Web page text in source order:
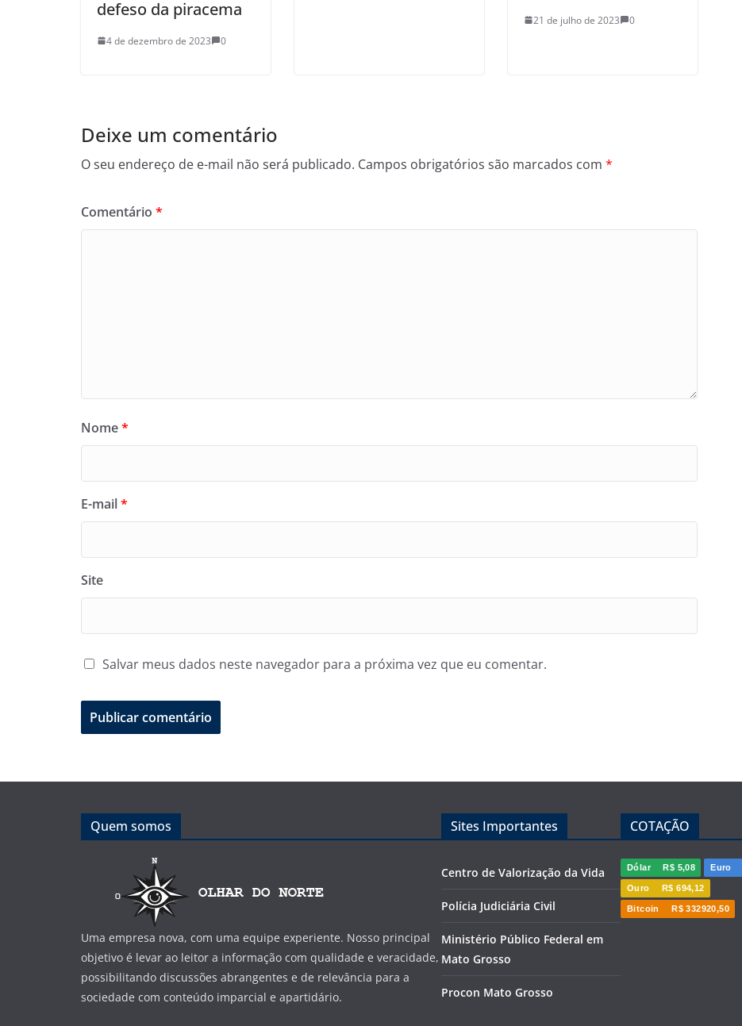
defeso da piracema
4 de dezembro de 2023 0
21 de julho de 2023 0
Deixe um comentário
O seu endereço de e-mail não será publicado. Campos obrigatórios são marcados com *
Comentário *
Nome*
E-mail*
Site
Salvar meus dados neste navegador para a próxima vez que eu comentar.
Quem somos
Uma empresa nova, com uma equipe experiente. Nosso principal
objetivo é levar ao leitor a informação com qualidade e veracidade,
possibilitando discussões abrangentes e de relevância para a
sociedade com conteúdo imparcial e apartidário.
Sites Importantes
Centro de Valorização da Vida
Polícia Judiciária Civil
Ministério Público Federal em
Mato Grosso
Procon Mato Grosso
COTAÇÃO
Dólar R$ 5,08 Euro
Ouro R$ 694,12
Bitcoin R$ 332920,50